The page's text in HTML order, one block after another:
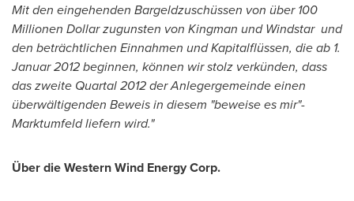
Mit den eingehenden Bargeldzuschüssen von über 100
Millionen Dollar zugunsten von Kingman und Windstar und
den beträchtlichen Einnahmen und Kapitalflüssen, die ab 1.
Januar 2012 beginnen, können wir stolz verkünden, dass
das zweite Quartal 2012 der Anlegergemeinde einen
überwältigenden Beweis in diesem "beweise es mir"-
Marktumfeld liefern wird."
Über die Western Wind Energy Corp.